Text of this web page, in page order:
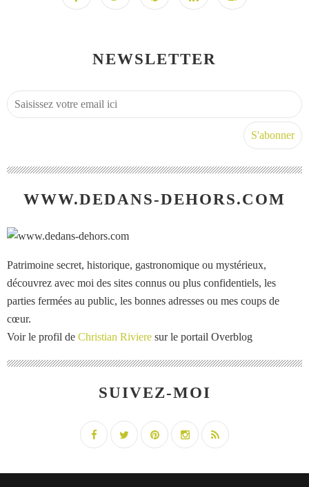
NEWSLETTER
WWW.DEDANS-DEHORS.COM
Patrimoine secret, historique, gastronomique ou mystérieux,
découvrez avec moi des sites connus ou plus confidentiels, les
parties fermées au public, les bonnes adresses ou mes coups de
cœur.
Voir le profil de Christian Riviere sur le portail Overblog
SUIVEZ-MOI